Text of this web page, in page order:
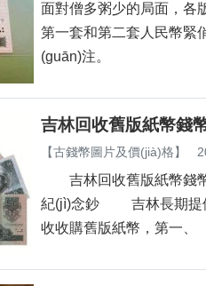
面對僧多粥少的局面，各
第一套和第二套人民幣緊俏
(guān)注。
吉林回收舊版紙幣錢
【古錢幣圖片及價(jià)格】
吉林回收舊版紙幣錢幣
紀(jì)念鈔 吉林長期提供
收收購舊版紙幣，第一、